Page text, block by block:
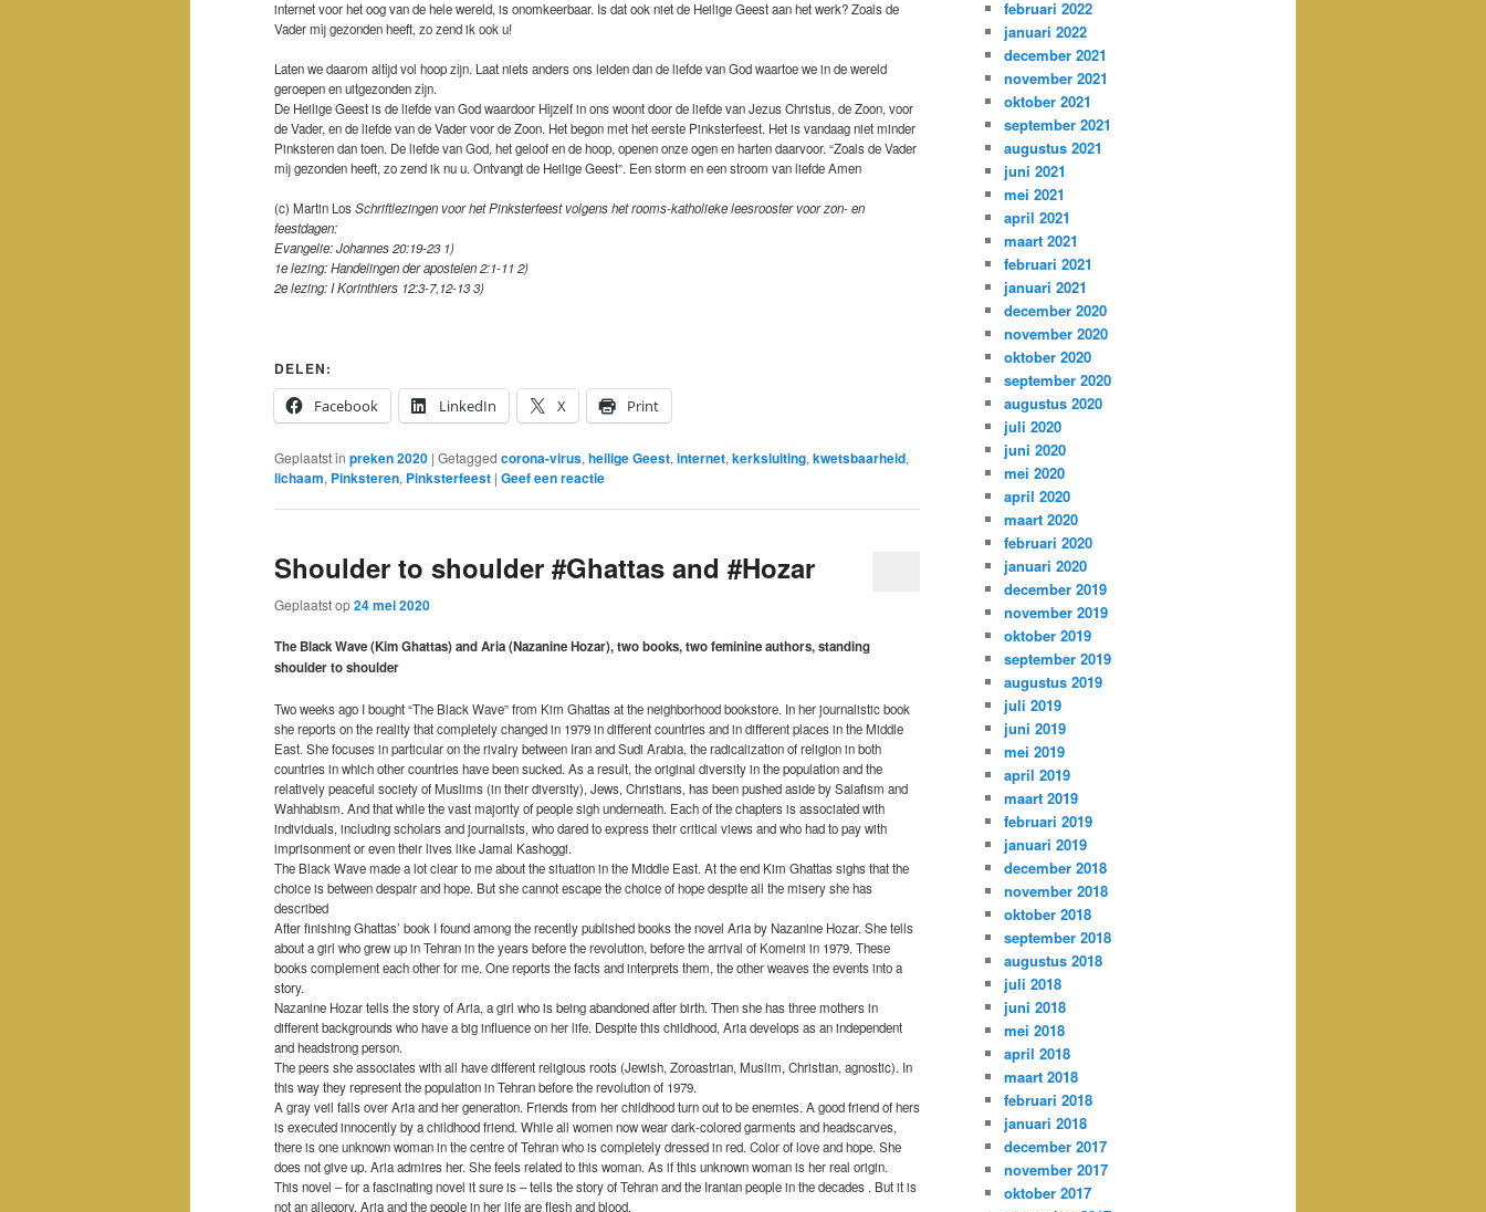
internet voor het oog van de hele wereld, is onomkeerbaar. Is dat ook niet de Heilige Geest aan het werk? Zoals de
Vader mij gezonden heeft, zo zend ik ook u!
Laten we daarom altijd vol hoop zijn. Laat niets anders ons leiden dan de liefde van God waartoe we in de wereld
geroepen en uitgezonden zijn.
De Heilige Geest is de liefde van God waardoor Hijzelf in ons woont door de liefde van Jezus Christus, de Zoon, voor
de Vader, en de liefde van de Vader voor de Zoon. Het begon met het eerste Pinksterfeest. Het is vandaag niet minder
Pinksteren dan toen. De liefde van God, het geloof en de hoop, openen onze ogen en harten daarvoor. “Zoals de Vader
mij gezonden heeft, zo zend ik nu u. Ontvangt de Heilige Geest”. Een storm en een stroom van liefde Amen
(c) Martin LosSchriftlezingen voor het Pinksterfeest volgens het rooms-katholieke leesrooster voor zon- en
feestdagen:
Evangelie: Johannes 20:19-23 1)
1e lezing: Handelingen der apostelen 2:1-11 2)
2e lezing: I Korinthiers 12:3-7,12-13 3)
DELEN:
Facebook
LinkedIn X Print
Geplaatst in preken 2020 | Getagged corona-virus, heilige Geest, internet, kerksluiting, kwetsbaarheid,
lichaam, Pinksteren, Pinksterfeest | Geef een reactie
Shoulder to shoulder #Ghattas and #Hozar
Geplaatst op24 mei 2020
The Black Wave (Kim Ghattas) and Aria (Nazanine Hozar), two books, two feminine authors, standing
shoulder to shoulder
Two weeks ago I bought “The Black Wave” from Kim Ghattas at the neighborhood bookstore. In her journalistic book
she reports on the reality that completely changed in 1979 in different countries and in different places in the Middle
East. She focuses in particular on the rivalry between Iran and Sudi Arabia, the radicalization of religion in both
countries in which other countries have been sucked. As a result, the original diversity in the population and the
relatively peaceful society of Muslims (in their diversity), Jews, Christians, has been pushed aside by Salafism and
Wahhabism. And that while the vast majority of people sigh underneath. Each of the chapters is associated with
individuals, including scholars and journalists, who dared to express their critical views and who had to pay with
imprisonment or even their lives like Jamal Kashoggi.
The Black Wave made a lot clear to me about the situation in the Middle East. At the end Kim Ghattas sighs that the
choice is between despair and hope. But she cannot escape the choice of hope despite all the misery she has
described
After finishing Ghattas’ book I found among the recently published books the novel Aria by Nazanine Hozar. She tells
about a girl who grew up in Tehran in the years before the revolution, before the arrival of Komeini in 1979. These
books complement each other for me. One reports the facts and interprets them, the other weaves the events into a
story.
Nazanine Hozar tells the story of Aria, a girl who is being abandoned after birth. Then she has three mothers in
different backgrounds who have a big influence on her life. Despite this childhood, Aria develops as an independent
and headstrong person.
The peers she associates with all have different religious roots (Jewish, Zoroastrian, Muslim, Christian, agnostic). In
this way they represent the population in Tehran before the revolution of 1979.
A gray veil falls over Aria and her generation. Friends from her childhood turn out to be enemies. A good friend of hers
is executed innocently by a childhood friend. While all women now wear dark-colored garments and headscarves,
there is one unknown woman in the centre of Tehran who is completely dressed in red. Color of love and hope. She
does not give up. Aria admires her. She feels related to this woman. As if this unknown woman is her real origin.
This novel – for a fascinating novel it sure is – tells the story of Tehran and the Iranian people in the decades . But it is
not an allegory. Aria and the people in her life are flesh and blood.
februari 2022
januari 2022
december 2021
november 2021
oktober 2021
september 2021
augustus 2021
juni 2021
mei 2021
april 2021
maart 2021
februari 2021
januari 2021
december 2020
november 2020
oktober 2020
september 2020
augustus 2020
juli 2020
juni 2020
mei 2020
april 2020
maart 2020
februari 2020
januari 2020
december 2019
november 2019
oktober 2019
september 2019
augustus 2019
juli 2019
juni 2019
mei 2019
april 2019
maart 2019
februari 2019
januari 2019
december 2018
november 2018
oktober 2018
september 2018
augustus 2018
juli 2018
juni 2018
mei 2018
april 2018
maart 2018
februari 2018
januari 2018
december 2017
november 2017
oktober 2017